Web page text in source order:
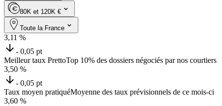
80K et 120K €
Toute la France
3,11 %
- 0,05 pt
Meilleur taux PrettoTop 10% des dossiers négociés par nos courtiers
3,50 %
- 0,05 pt
Taux moyen pratiquéMoyenne des taux prévisionnels de ce mois-ci
3,60 %